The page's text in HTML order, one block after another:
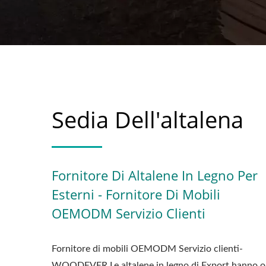
Sedia Dell'altalena
Fornitore Di Altalene In Legno Per
Esterni - Fornitore Di Mobili
OEMODM Servizio Clienti
Fornitore di mobili OEMODM Servizio clienti-